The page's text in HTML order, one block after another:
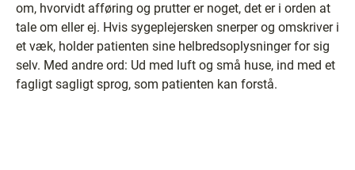
om, hvorvidt afføring og prutter er noget, det er i orden at
tale om eller ej. Hvis sygeplejersken snerper og omskriver i
et væk, holder patienten sine helbredsoplysninger for sig
selv. Med andre ord: Ud med luft og små huse, ind med et
fagligt sagligt sprog, som patienten kan forstå.